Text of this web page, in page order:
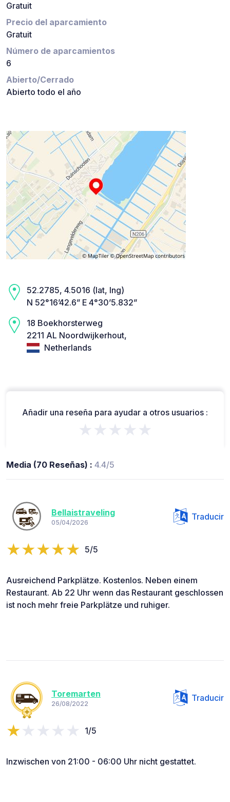
Gratuit
Precio del aparcamiento
Gratuit
Número de aparcamientos
6
Abierto/Cerrado
Abierto todo el año
52.2785, 4.5016 (lat, lng)
N 52°16’42.6” E 4°30’5.832”
18 Boekhorsterweg
2211 AL Noordwijkerhout,
Netherlands
Añadir una reseña para ayudar a otros usuarios :
★★★★★
Media (70 Reseñas) : 4.4/5
Bellaistraveling
05/04/2026
Traducir
5/5
Ausreichend Parkplätze. Kostenlos. Neben einem
Restaurant. Ab 22 Uhr wenn das Restaurant geschlossen
ist noch mehr freie Parkplätze und ruhiger.
Toremarten
26/08/2022
Traducir
1/5
Inzwischen von 21:00 - 06:00 Uhr nicht gestattet.